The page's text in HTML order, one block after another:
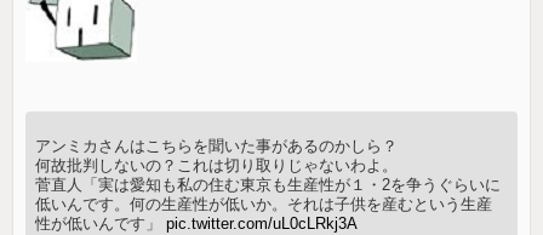
アンミカさんはこちらを聞いた事があるのかしら？
何故批判しないの？これは切り取りじゃないわよ。
菅直人「実は愛知も私の住む東京も生産性が１・2を争うぐらいに
低いんです。何の生産性が低いか。それは子供を産むという生産
性が低いんです」pic.twitter.com/uL0cLRkj3A